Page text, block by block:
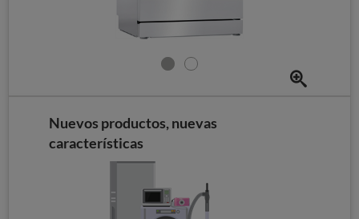
Nuevos productos, nuevas
características